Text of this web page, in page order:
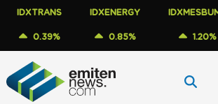
IDXTRANS
0.39%
IDXENERGY
0.85%
IDXMESBUMN
1.20%